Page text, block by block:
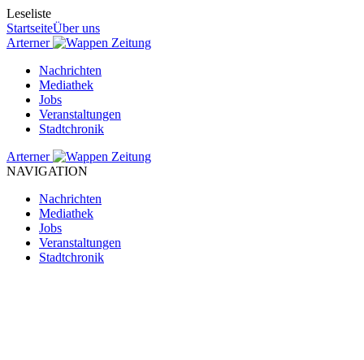
Leseliste
StartseiteÜber uns
Arterner
Zeitung
Nachrichten
Mediathek
Jobs
Veranstaltungen
Stadtchronik
Arterner
Zeitung
NAVIGATION
Nachrichten
Mediathek
Jobs
Veranstaltungen
Stadtchronik